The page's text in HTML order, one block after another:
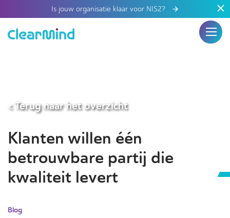
Is jouw organisatie klaar voor NIS2?
< Terug naar het overzicht
Klanten willen één
betrouwbare partij die
kwaliteit levert
Blog